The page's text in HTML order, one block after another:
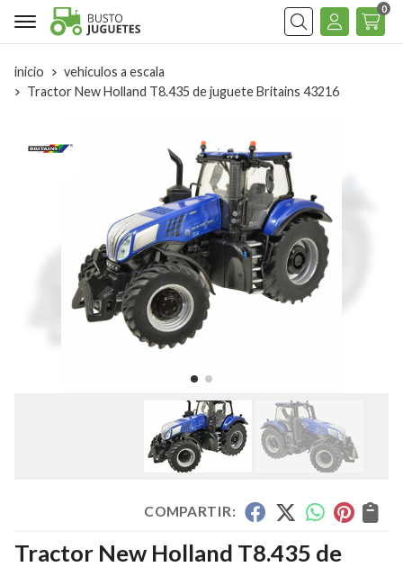
Buscar
0
inicio
vehiculos a escala
Tractor New Holland T8.435 de juguete Britains 43216
COMPARTIR:
Tractor New Holland T8.435 de